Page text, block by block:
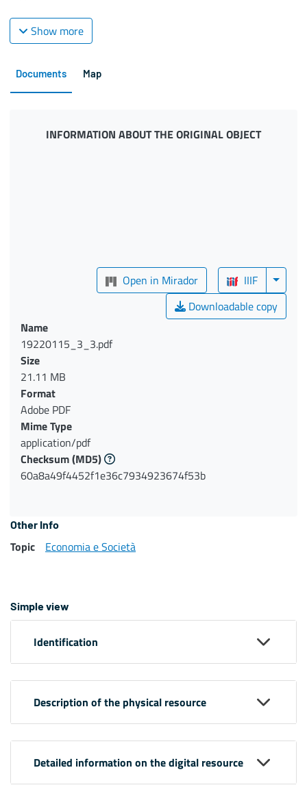
Show more
Documents Map
INFORMATION ABOUT THE ORIGINAL OBJECT
Open in Mirador
IIIF
Downloadable copy
Name
19220115_3_3.pdf
Size
21.11 MB
Format
Adobe PDF
Mime Type
application/pdf
Checksum(MD5)
60a8a49f4452f1e36c7934923674f53b
Other Info
Topic Economia e Società
Simple view
Identification
Description of the physical resource
Detailed information on the digital resource